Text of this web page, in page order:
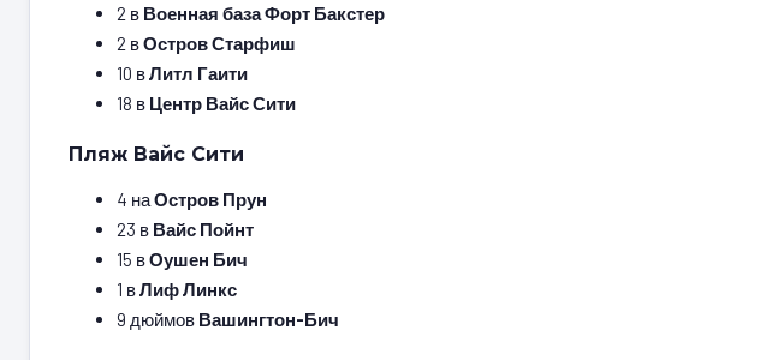
2 в Военная база Форт Бакстер
2 вОстров Старфиш
10 вЛитл Гаити
18 в Центр Вайс Сити
Пляж Вайс Сити
4 наОстров Прун
23 в Вайс Пойнт
15 вОушен Бич
1 вЛиф Линкс
9 дюймов Вашингтон-Бич